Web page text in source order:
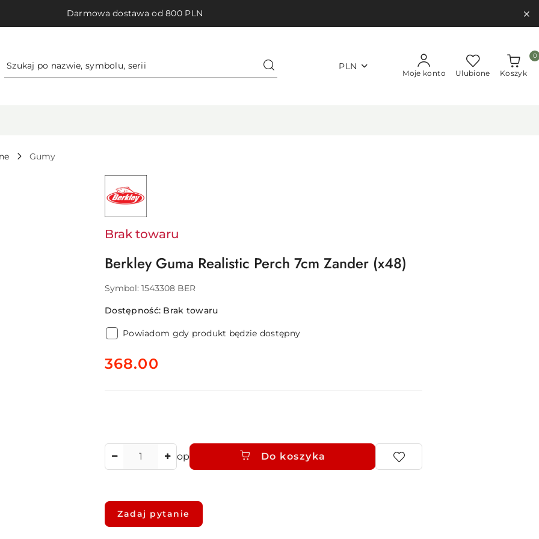
Darmowa dostawa od 800 PLN
PLN
Moje konto Ulubione Koszyk
0
Gumy
NAZWA
PRODUCENTA:
BERKLEY
FISHING
EUROPE
SAS
Brak towaru
Berkley Guma Realistic Perch 7cm Zander (x48)
Symbol: 1543308 BER
Dostępność: Brak towaru
Powiadom gdy produkt będzie dostępny
cena:
368.00
op Do koszyka
Dostępność
i
Zadaj pytanie